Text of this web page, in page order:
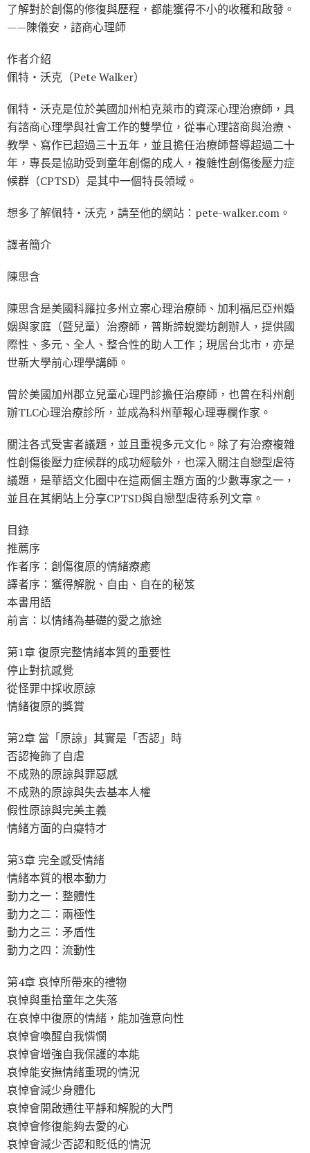
了解對於創傷的修復與歷程，都能獲得不小的收穫和啟發。
——陳儀安，諮商心理師
作者介紹
佩特‧沃克（Pete Walker）
佩特‧沃克是位於美國加州柏克萊市的資深心理治療師，具
有諮商心理學與社會工作的雙學位，從事心理諮商與治療、
教學、寫作已超過三十五年，並且擔任治療師督導超過二十
年，專長是協助受到童年創傷的成人，複雜性創傷後壓力症
候群（CPTSD）是其中一個特長領域。
想多了解佩特‧沃克，請至他的網站：pete-walker.com。
譯者簡介
陳思含
陳思含是美國科羅拉多州立案心理治療師、加利福尼亞州婚
姻與家庭（暨兒童）治療師，普斯諦蛻變坊創辦人，提供國
際性、多元、全人、整合性的助人工作；現居台北市，亦是
世新大學前心理學講師。
曾於美國加州郡立兒童心理門診擔任治療師，也曾在科州創
辦TLC心理治療診所，並成為科州華報心理專欄作家。
關注各式受害者議題，並且重視多元文化。除了有治療複雜
性創傷後壓力症候群的成功經驗外，也深入關注自戀型虐待
議題，是華語文化圈中在這兩個主題方面的少數專家之一，
並且在其網站上分享CPTSD與自戀型虐待系列文章。
目錄
推薦序
作者序：創傷復原的情緒療癒
譯者序：獲得解脫、自由、自在的秘笈
本書用語
前言：以情緒為基礎的愛之旅途
第1章 復原完整情緒本質的重要性
停止對抗感覺
從怪罪中採收原諒
情緒復原的獎賞
第2章 當「原諒」其實是「否認」時
否認掩飾了自虐
不成熟的原諒與罪惡感
不成熟的原諒與失去基本人權
假性原諒與完美主義
情緒方面的白癡特才
第3章 完全感受情緒
情緒本質的根本動力
動力之一：整體性
動力之二：兩極性
動力之三：矛盾性
動力之四：流動性
第4章 哀悼所帶來的禮物
哀悼與重拾童年之失落
在哀悼中復原的情緒，能加強意向性
哀悼會喚醒自我憐憫
哀悼會增強自我保護的本能
哀悼能安撫情緒重現的情況
哀悼會減少身體化
哀悼會開啟通往平靜和解脫的大門
哀悼會修復能夠去愛的心
哀悼會減少否認和貶低的情況